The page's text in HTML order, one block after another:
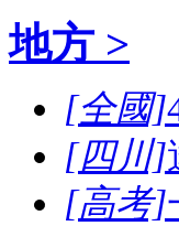
地方 >
[全國]
[四川]
[高考]